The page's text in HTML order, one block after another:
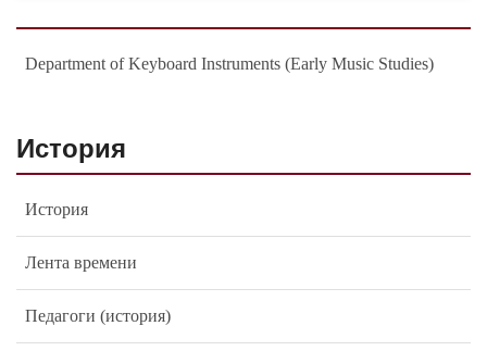
Department of Keyboard Instruments (Early Music Studies)
История
История
Лента времени
Педагоги (история)